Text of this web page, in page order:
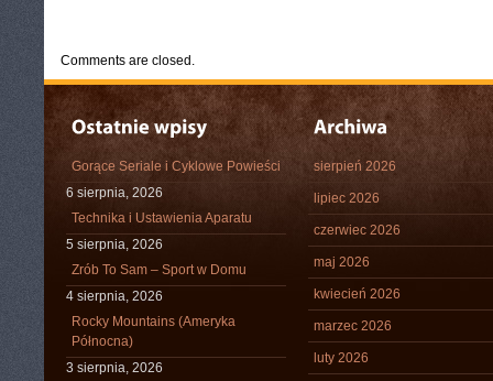
Comments are closed.
Gorące Seriale i Cyklowe Powieści
6 sierpnia, 2026
Technika i Ustawienia Aparatu
5 sierpnia, 2026
Zrób To Sam – Sport w Domu
4 sierpnia, 2026
Rocky Mountains (Ameryka
Północna)
3 sierpnia, 2026
sierpień 2026
lipiec 2026
czerwiec 2026
maj 2026
kwiecień 2026
marzec 2026
luty 2026